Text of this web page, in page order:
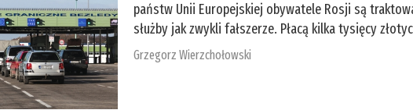
państw Unii Europejskiej obywatele Rosji są
służby jak zwykli fałszerze. Płacą kilka tysięcy
Grzegorz Wierzchołowski